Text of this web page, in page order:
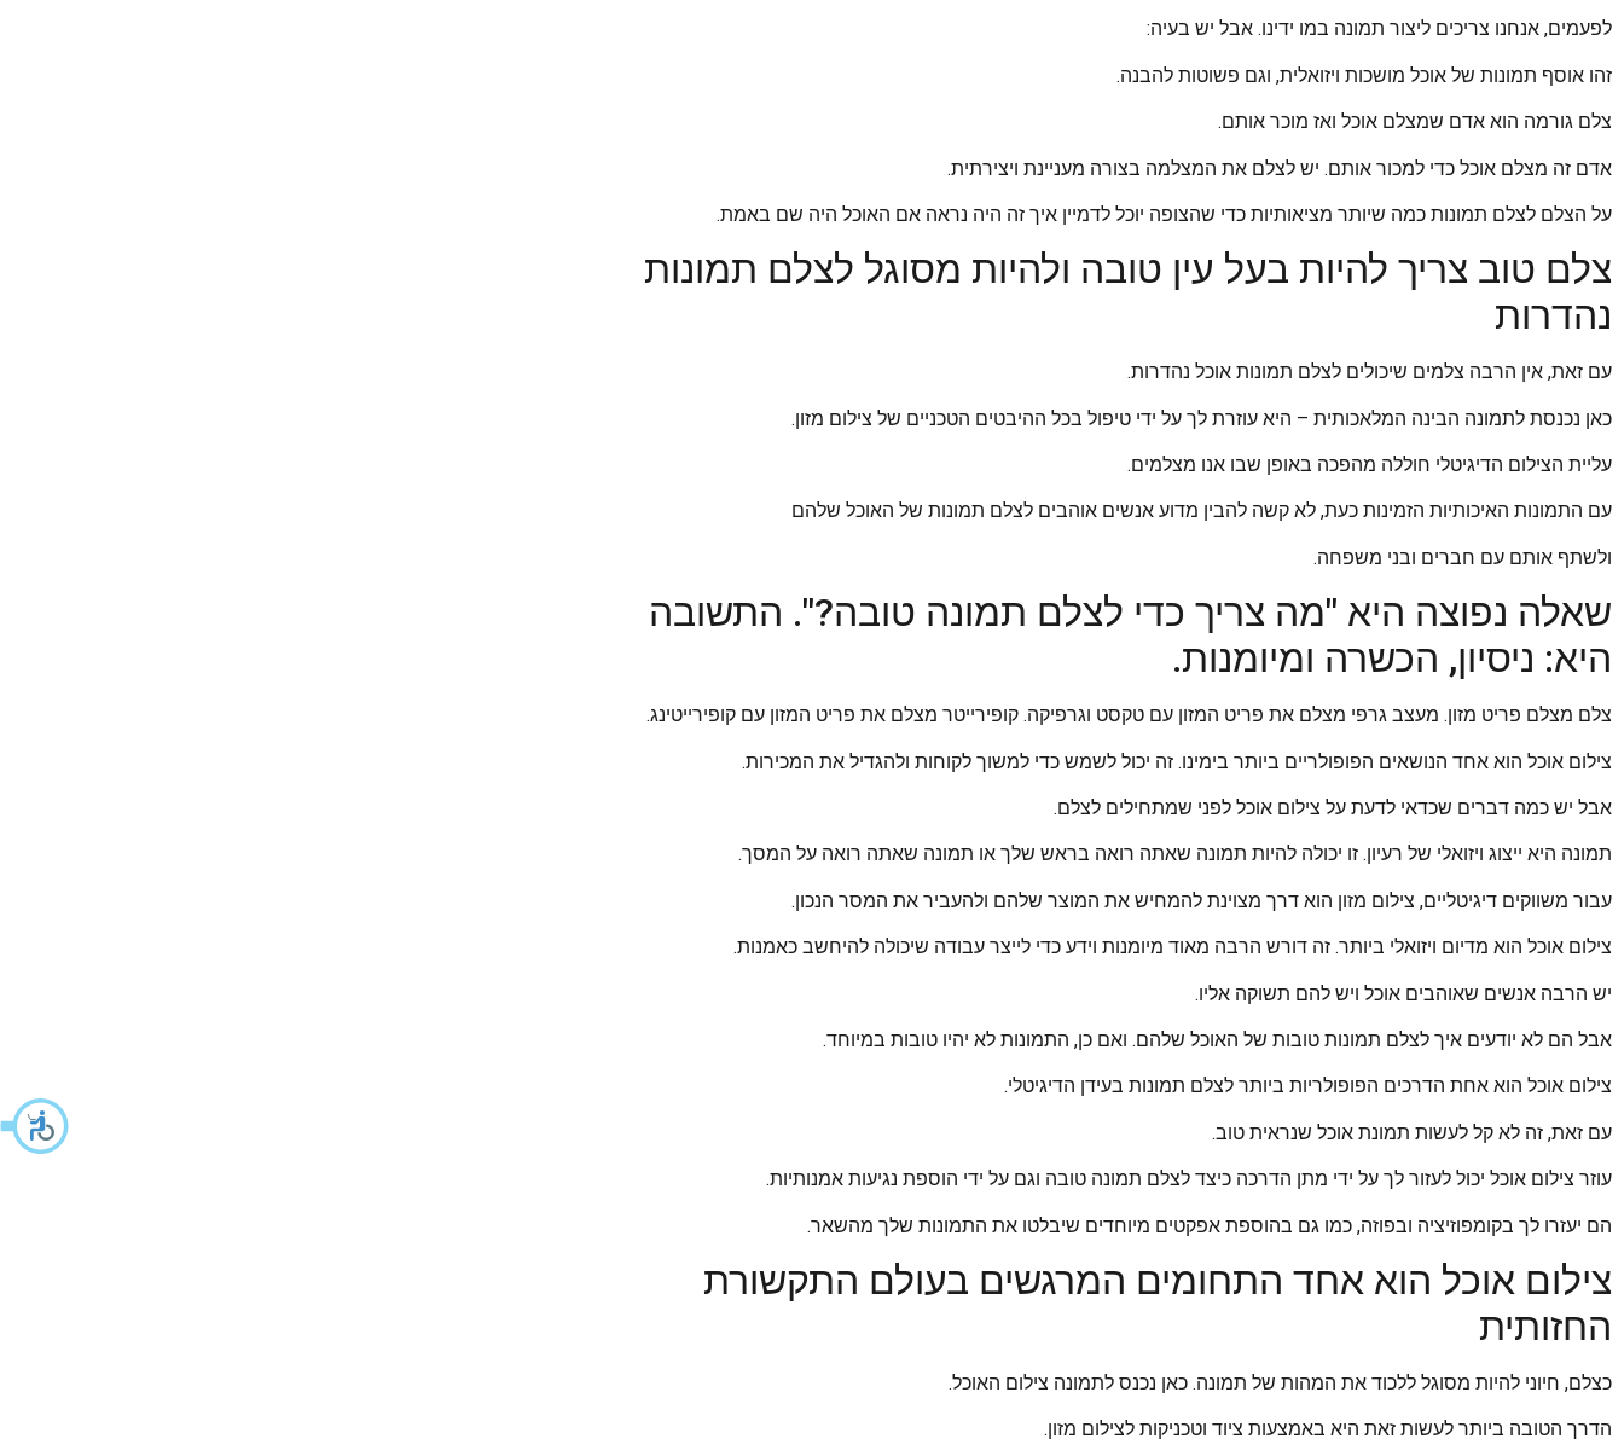
לפעמים, אנחנו צריכים ליצור תמונה במו ידינו. אבל יש בעיה:
זהו אוסף תמונות של אוכל מושכות ויזואלית, וגם פשוטות להבנה.
צלם גורמה הוא אדם שמצלם אוכל ואז מוכר אותם.
אדם זה מצלם אוכל כדי למכור אותם. יש לצלם את המצלמה בצורה מעניינת ויצירתית.
על הצלם לצלם תמונות כמה שיותר מציאותיות כדי שהצופה יוכל לדמיין איך זה היה נראה אם האוכל היה שם באמת.
צלם טוב צריך להיות בעל עין טובה ולהיות מסוגל לצלם תמונות
נהדרות
עם זאת, אין הרבה צלמים שיכולים לצלם תמונות אוכל נהדרות.
כאן נכנסת לתמונה הבינה המלאכותית – היא עוזרת לך על ידי טיפול בכל ההיבטים הטכניים של צילום מזון.
עליית הצילום הדיגיטלי חוללה מהפכה באופן שבו אנו מצלמים.
עם התמונות האיכותיות הזמינות כעת, לא קשה להבין מדוע אנשים אוהבים לצלם תמונות של האוכל שלהם
ולשתף אותם עם חברים ובני משפחה.
שאלה נפוצה היא "מה צריך כדי לצלם תמונה טובה?". התשובה
היא: ניסיון, הכשרה ומיומנות.
צלם מצלם פריט מזון. מעצב גרפי מצלם את פריט המזון עם טקסט וגרפיקה. קופירייטר מצלם את פריט המזון עם קופירייטינג.
צילום אוכל הוא אחד הנושאים הפופולריים ביותר בימינו. זה יכול לשמש כדי למשוך לקוחות ולהגדיל את המכירות.
אבל יש כמה דברים שכדאי לדעת על צילום אוכל לפני שמתחילים לצלם.
תמונה היא ייצוג ויזואלי של רעיון. זו יכולה להיות תמונה שאתה רואה בראש שלך או תמונה שאתה רואה על המסך.
עבור משווקים דיגיטליים, צילום מזון הוא דרך מצוינת להמחיש את המוצר שלהם ולהעביר את המסר הנכון.
צילום אוכל הוא מדיום ויזואלי ביותר. זה דורש הרבה מאוד מיומנות וידע כדי לייצר עבודה שיכולה להיחשב כאמנות.
יש הרבה אנשים שאוהבים אוכל ויש להם תשוקה אליו.
אבל הם לא יודעים איך לצלם תמונות טובות של האוכל שלהם. ואם כן, התמונות לא יהיו טובות במיוחד.
צילום אוכל הוא אחת הדרכים הפופולריות ביותר לצלם תמונות בעידן הדיגיטלי.
עם זאת, זה לא קל לעשות תמונת אוכל שנראית טוב.
עוזר צילום אוכל יכול לעזור לך על ידי מתן הדרכה כיצד לצלם תמונה טובה וגם על ידי הוספת נגיעות אמנותיות.
הם יעזרו לך בקומפוזיציה ובפוזה, כמו גם בהוספת אפקטים מיוחדים שיבלטו את התמונות שלך מהשאר.
צילום אוכל הוא אחד התחומים המרגשים בעולם התקשורת
החזותית
כצלם, חיוני להיות מסוגל ללכוד את המהות של תמונה. כאן נכנס לתמונה צילום האוכל.
הדרך הטובה ביותר לעשות זאת היא באמצעות ציוד וטכניקות לצילום מזון.